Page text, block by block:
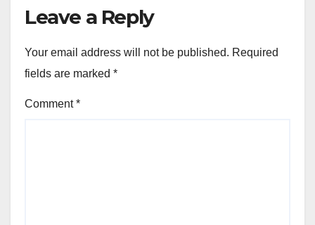
Leave a Reply
Your email address will not be published. Required
fields are marked *
Comment*